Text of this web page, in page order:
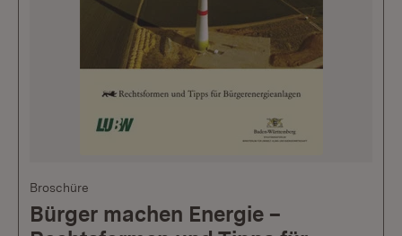
Broschüre
Bürger machen Energie –